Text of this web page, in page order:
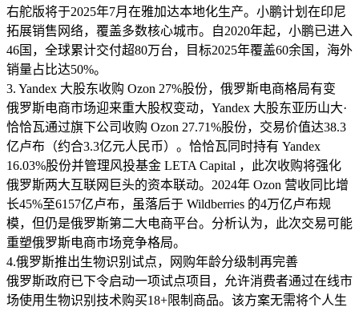
右舵版将于2025年7月在雅加达本地化生产。小鹏计划在印尼
拓展销售网络，覆盖多数核心城市。自2020年起，小鹏已进入
46国，全球累计交付超80万台，目标2025年覆盖60余国，海外
销量占比达50%。
3. Yandex 大股东收购 Ozon 27%股份，俄罗斯电商格局有变
俄罗斯电商市场迎来重大股权变动，Yandex 大股东亚历山大·
恰恰瓦通过旗下公司收购 Ozon 27.71%股份，交易价值达38.3
亿卢布（约合3.3亿元人民币）。恰恰瓦同时持有 Yandex
16.03%股份并管理风投基金 LETA Capital ，此次收购将强化
俄罗斯两大互联网巨头的资本联动。2024年 Ozon 营收同比增
长45%至6157亿卢布，虽落后于 Wildberries 的4万亿卢布规
模，但仍是俄罗斯第二大电商平台。分析认为，此次交易可能
重塑俄罗斯电商市场竞争格局。
4.俄罗斯推出生物识别试点，网购年龄分级制再完善
俄罗斯政府已下令启动一项试点项目，允许消费者通过在线市
场使用生物识别技术购买18+限制商品。该方案无需将个人生